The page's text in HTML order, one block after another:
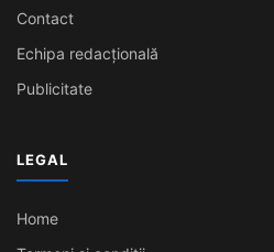
Contact
Echipa redacțională
Publicitate
LEGAL
Home